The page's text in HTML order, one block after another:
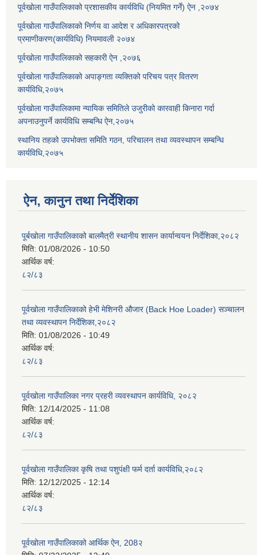
पूर्वखोला गाउँपालिकाको प्रशासकीय कार्यविधि (नियमित गर्ने) ऐन ,२०७४
पूर्वखोला गाउँपालिकाको निर्णय वा आदेश र अधिकारपत्रको
प्रमाणीकरण(कार्यविधि) नियमावली २०७४
पूर्वखोला गाउँपालिकाको सहकारी ऐन ,२०७६
पूर्वखोला गाउँपालिकाको अपाङ्गता व्यक्तिको परिचय पत्र वितरण
कार्यविधि,२०७५
पूर्वखोला गाउँपालिकामा न्यायिक समितिले उजुरीको कारवाही किनारा गर्दा
अपनाउनुपर्ने कार्यविधि सम्बन्धि ऐन,२०७५
स्थानिय तहको उपभोक्ता समिति गठन, परिचालन तथा व्यवस्थापन सम्बन्धि
कार्यविधि,२०७५
ऐन, कानुन तथा निर्देशिका
पूर्बखोला गाउँपालिकाको बालमैत्री स्थानीय शासन कार्यान्वयन निर्देशिका,२०८२
मिति: 01/08/2026 - 10:50
आर्थिक वर्ष:
८२/८३
पूर्वखोला गाउँपालिकाको हेभी मेशिनरी औजार (Back Hoe Loader) सञ्चालन
तथा व्यवस्थापन निर्देशिका,२०८२
मिति: 01/08/2026 - 10:49
आर्थिक वर्ष:
८२/८३
पूर्वखोला गाउँपालिका नगर प्रहरी व्यवस्थापन कार्यविधि, २०८२
मिति: 12/14/2025 - 11:08
आर्थिक वर्ष:
८२/८३
पूर्वखोला गाउँपालिका कृषि तथा पशुपंक्षी फर्म दर्ता कार्यविधि,२०८२
मिति: 12/12/2025 - 12:14
आर्थिक वर्ष:
८२/८३
पूर्वखोला गाउँपालिकाको आर्थिक ऐन, 208२